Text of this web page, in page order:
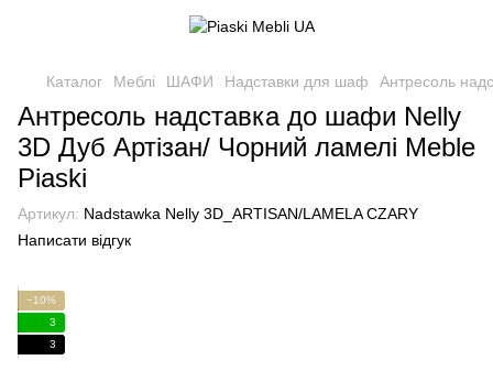
Каталог Меблі ШАФИ Надставки для шаф Антресоль
Антресоль надставка до шафи Nelly
3D Дуб Артізан/ Чорний ламелі Meble
Piaski
Артикул: Nadstawka Nelly 3D_ARTISAN/LAMELA CZARY
Написати відгук
−10%
3
3